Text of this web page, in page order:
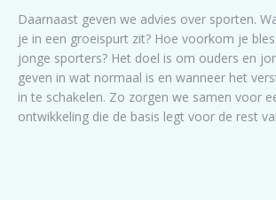
Daarnaast geven we advies over sporten.
je in een groeispurt zit? Hoe voorkom je
jonge sporters? Het doel is om ouders en
geven in wat normaal is en wanneer het
in te schakelen. Zo zorgen we samen voor
ontwikkeling die de basis legt voor de rest